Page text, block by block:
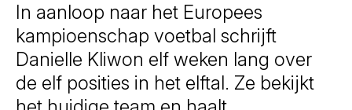
In aanloop naar het Europees
kampioenschap voetbal schrijft
Danielle Kliwon elf weken lang over
de elf posities in het elftal. Ze bekijkt